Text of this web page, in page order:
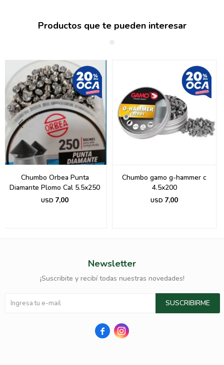
Productos que te pueden interesar
Chumbo Orbea Punta
Diamante Plomo Cal 5.5x250
USD 7,00
Chumbo gamo g-hammer c
4.5x200
USD 7,00
Newsletter
¡Suscribite y recibí todas nuestras novedades!
SUSCRIBIRME
 